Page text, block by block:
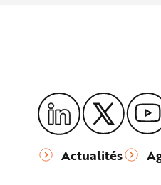
Actualités